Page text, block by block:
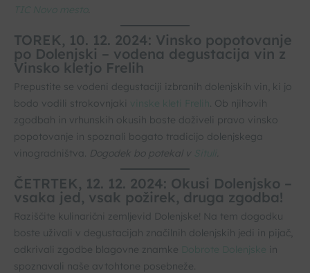
.
TOREK, 10. 12. 2024: Vinsko popotovanje
po Dolenjski – vodena degustacija vin z
Vinsko kletjo Frelih
Prepustite se vodeni degustaciji izbranih dolenjskih vin, ki jo
bodo vodili strokovnjaki
. Ob njihovih
zgodbah in vrhunskih okusih boste doživeli pravo vinsko
popotovanje in spoznali bogato tradicijo dolenjskega
vinogradništva. Dogodek bo potekal v .
ČETRTEK, 12. 12. 2024: Okusi Dolenjsko –
vsaka jed, vsak požirek, druga zgodba!
Raziščite kulinarični zemljevid Dolenjske! Na tem dogodku
boste uživali v degustacijah značilnih dolenjskih jedi in pijač,
odkrivali zgodbe blagovne znamke
in
spoznavali naše avtohtone posebneže.